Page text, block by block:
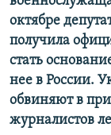
октябре
получила
стать
нее в России.
обвиняют в
журналистов